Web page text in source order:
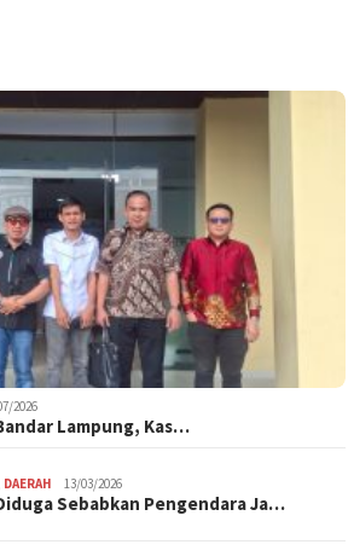
2026
Lampung, Kas…
DAERAH 13/03/2026
Sebabkan Pengendara Ja…